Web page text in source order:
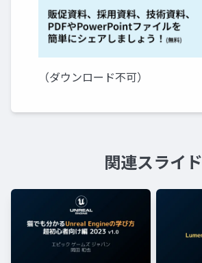
（ダウンロード不可）
関連スライド